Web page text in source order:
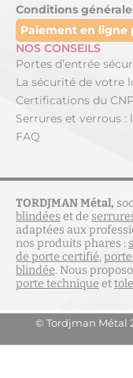
Conditions
Paiement en ligne
NOS CONSEILS
Portes d’entrée
La sécurité de votre
Certifications du
Serrures et verrous :
FAQ
TORDJMAN Métal,
blindées et de
adaptées aux
nos produits phares :
de porte certifié,
blindée. Nous
porte technique et
© Tordjman Métal